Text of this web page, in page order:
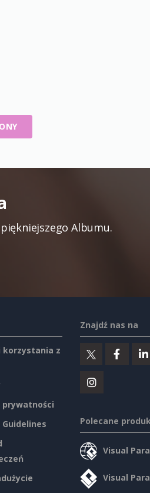
Albumu.
korzystania z
Znajdź nas na
Polecane
Visual
Visual